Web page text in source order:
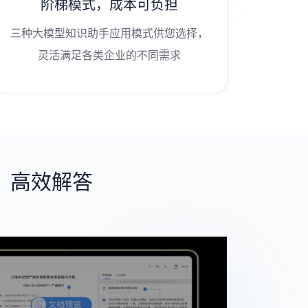
三种大模型知识助手应用模式供您选择，
灵活满足各类企业的不同需求
高效解答